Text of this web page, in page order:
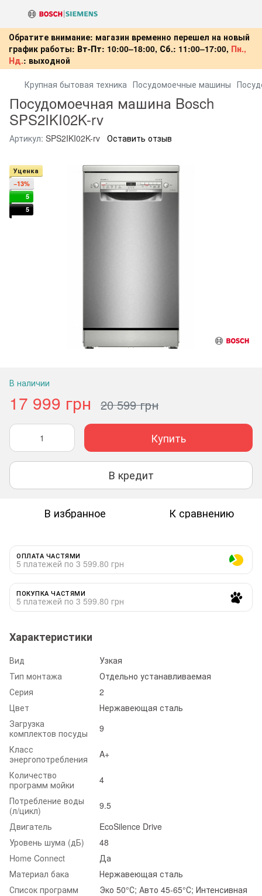
Обратите внимание: магазин временно перешел на новый
график работы: Вт-Пт: 10:00–18:00, Сб.: 11:00–17:00, Пн.,
Нд.: выходной
Крупная бытовая техника Посудомоечные машины
Посудомоечная машина Bosch
SPS2IKI02K-rv
Артикул: SPS2IKI02K-rv Оставить отзыв
Уценка
−13%
5
5
В наличии
17 999 грн 20 599 грн
Купить
В кредит
В избранное К сравнению
ОПЛАТА ЧАСТЯМИ
5 платежей по 3 599.80 грн
ПОКУПКА ЧАСТЯМИ
5 платежей по 3 599.80 грн
Характеристики
Вид
Узкая
Тип монтажа
Отдельно устанавливаемая
Серия
2
Цвет
Нержавеющая сталь
Загрузка
комплектов посуды
9
Класс
энергопотребления
A+
Количество
программ мойки
4
Потребление воды
(л/цикл)
9.5
Двигатель
EcoSilence Drive
Уровень шума (дБ)
48
Home Connect
Да
Материал бака
Нержавеющая сталь
Список программ
Эко 50°С; Авто 45-65°С; Интенсивная